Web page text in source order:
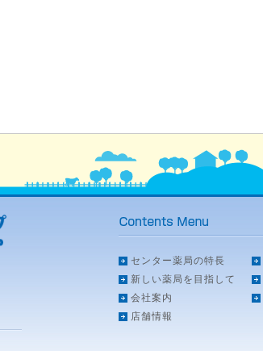
センター薬局の特長
新しい薬局を目指して
会社案内
店舗情報